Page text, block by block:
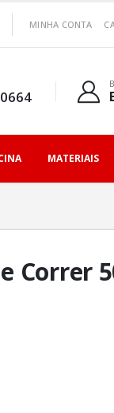
MINHA CONTA
MATERIAIS
Correr